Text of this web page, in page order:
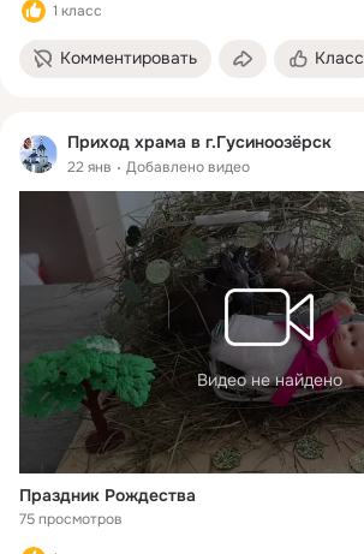
1 класс
Комментировать Класс
Приход храма в г.Гусиноозёрск
22 янв Добавлено видео
Видео не найдено
Праздник Рождества
75 просмотров